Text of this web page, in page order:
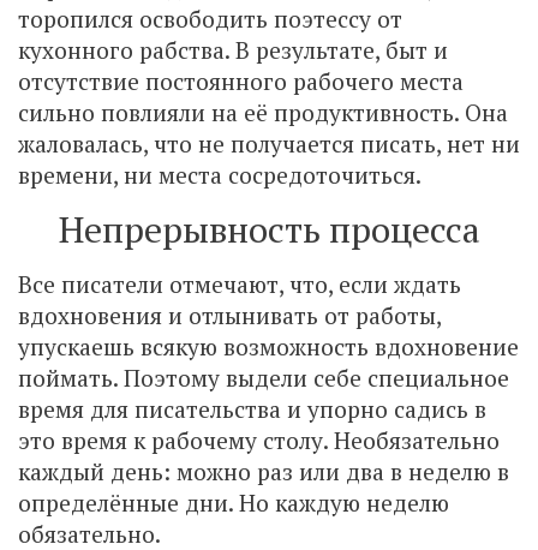
торопился освободить поэтессу от
кухонного рабства. В результате, быт и
отсутствие постоянного рабочего места
сильно повлияли на её продуктивность. Она
жаловалась, что не получается писать, нет ни
времени, ни места сосредоточиться.
Непрерывность процесса
Все писатели отмечают, что, если ждать
вдохновения и отлынивать от работы,
упускаешь всякую возможность вдохновение
поймать. Поэтому выдели себе специальное
время для писательства и упорно садись в
это время к рабочему столу. Необязательно
каждый день: можно раз или два в неделю в
определённые дни. Но каждую неделю
обязательно.